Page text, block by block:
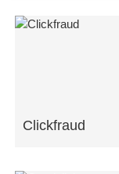
Clickfraud